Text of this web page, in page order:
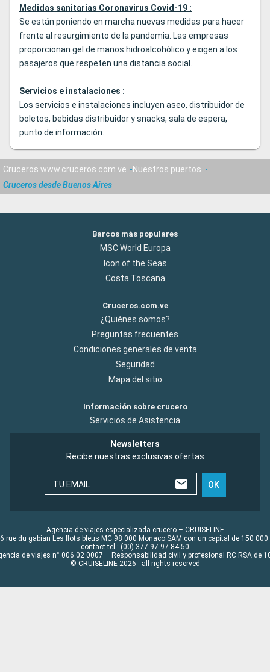
Medidas sanitarias Coronavirus Covid-19 :
Se están poniendo en marcha nuevas medidas para hacer
frente al resurgimiento de la pandemia. Las empresas
proporcionan gel de manos hidroalcohólico y exigen a los
pasajeros que respeten una distancia social.
Servicios e instalaciones :
Los servicios e instalaciones incluyen aseo, distribuidor de
boletos, bebidas distribuidor y snacks, sala de espera,
punto de información.
Cruceros www.cruceros.com.ve
Nuestros puertos
Cruceros desde Buenos Aires
Barcos más populares
MSC World Europa
Icon of the Seas
Costa Toscana
Cruceros.com.ve
¿Quiénes somos?
Preguntas frecuentes
Condiciones generales de venta
Seguridad
Mapa del sitio
Información sobre crucero
Servicios de Asistencia
Newsletters
Recibe nuestras exclusivas ofertas
TU EMAIL OK
Agencia de viajes especializada crucero – CRUISELINE
rue du gabian Les flots bleus MC 98 000 Monaco SAM con un capital de 150 000
contact tel : (00) 377 97 97 84 50
de viajes n° 006 02 0007 – Responsabilidad civil y profesional RC RSA de
© CRUISELINE 2026 - all rights reserved